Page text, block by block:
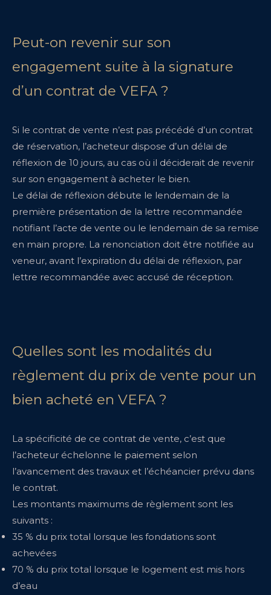
Peut-on revenir sur son
engagement suite à la signature
d’un contrat de VEFA ?
Si le contrat de vente n’est pas précédé d’un contrat
de réservation, l’acheteur dispose d’un délai de
réflexion de 10 jours, au cas où il déciderait de revenir
sur son engagement à acheter le bien.
Le délai de réflexion débute le lendemain de la
première présentation de la lettre recommandée
notifiant l’acte de vente ou le lendemain de sa remise
en main propre. La renonciation doit être notifiée au
veneur, avant l’expiration du délai de réflexion, par
lettre recommandée avec accusé de réception.
Quelles sont les modalités du
règlement du prix de vente pour un
bien acheté en VEFA ?
La spécificité de ce contrat de vente, c’est que
l’acheteur échelonne le paiement selon
l’avancement des travaux et l’échéancier prévu dans
le contrat.
Les montants maximums de règlement sont les
suivants :
35 % du prix total lorsque les fondations sont
achevées
70 % du prix total lorsque le logement est mis hors
d’eau